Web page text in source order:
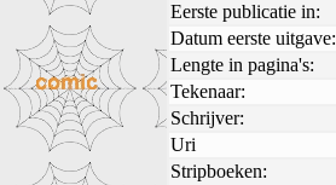
Eerste publicatie in:
Datum eerste uitgave:
Lengte in pagina's:
Tekenaar:
Schrijver:
Uri
Stripboeken: